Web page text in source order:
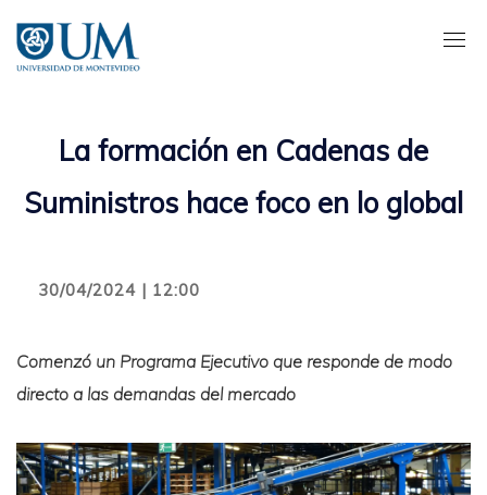
contenido
principal
La formación en Cadenas de
Suministros hace foco en lo global
30/04/2024 | 12:00
Comenzó un Programa Ejecutivo que responde de modo
directo a las demandas del mercado